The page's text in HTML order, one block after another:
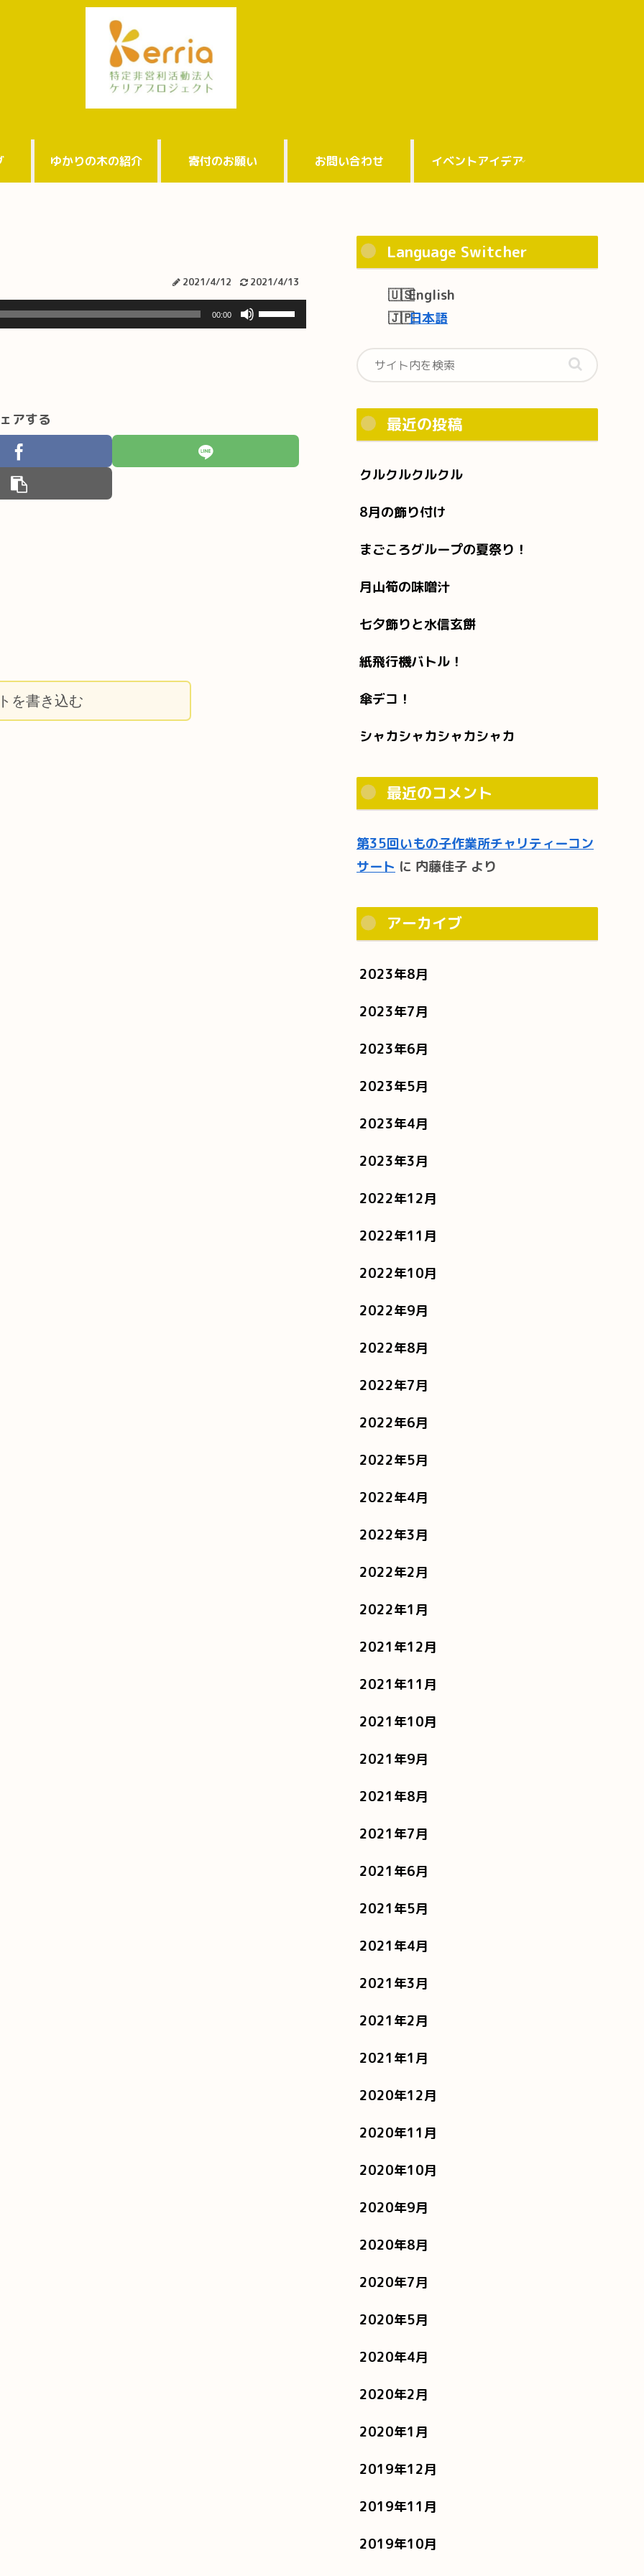
ゆかりの木の紹介 寄付のお願い お問い合わせ イベントアイデア
2021/4/12 2021/4/13
00:00
ボ
リ
に
アする
を書き込む
Language Switcher
English
日本語
最近の投稿
クルクルクルクル
8月の飾り付け
まごころグループの夏祭り！
月山筍の味噌汁
七夕飾りと水信玄餅
紙飛行機バトル！
傘デコ！
シャカシャカシャカシャカ
最近のコメント
第35回いもの子作業所チャリティーコン
サート に 内藤佳子 より
アーカイブ
2023年8月
2023年7月
2023年6月
2023年5月
2023年4月
2023年3月
2022年12月
2022年11月
2022年10月
2022年9月
2022年8月
2022年7月
2022年6月
2022年5月
2022年4月
2022年3月
2022年2月
2022年1月
2021年12月
2021年11月
2021年10月
2021年9月
2021年8月
2021年7月
2021年6月
2021年5月
2021年4月
2021年3月
2021年2月
2021年1月
2020年12月
2020年11月
2020年10月
2020年9月
2020年8月
2020年7月
2020年5月
2020年4月
2020年2月
2020年1月
2019年12月
2019年11月
2019年10月